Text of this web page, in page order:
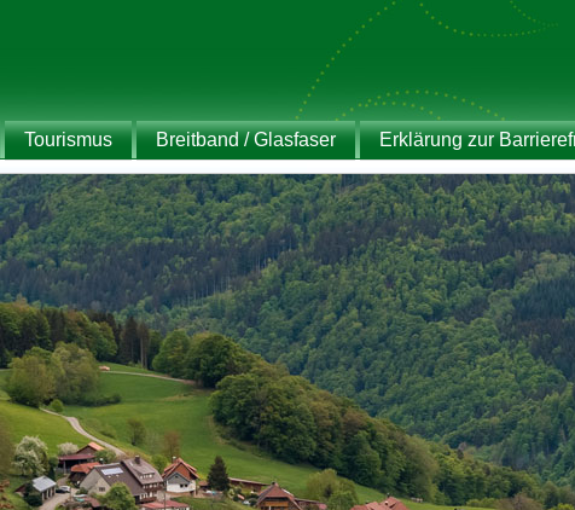
Tourismus Breitband / Glasfaser Erklärung zur